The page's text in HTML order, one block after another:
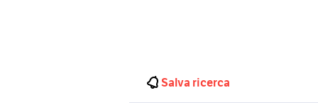
Salva ricerca